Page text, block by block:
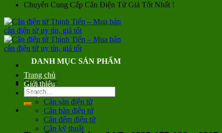
Chuyên Cung Cấp Cân Điện Tử Giá Tốt Nhất !
Search for:
DANH MỤC SẢN PHẨM
Trang chủ
Giới thiệu
Sản phẩm
Cân sàn điện tử
Cân bàn điện tử
Cân đếm điện tử
Cân kỹ thuật